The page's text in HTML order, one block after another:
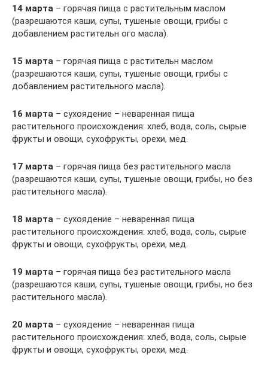
14 марта – горячая пища с растительным маслом
(разрешаются каши, супы, тушеные овощи, грибы с
добавлением растительн ого масла).
15 марта – горячая пища с растительн маслом
(разрешаются каши, супы, тушеные овощи, грибы с
добавлением растительного масла).
16 марта – сухоядение – неваренная пища
растительного происхождения: хлеб, вода, соль, сырые
фрукты и овощи, сухофрукты, орехи, мед.
17 марта – горячая пища без растительного масла
(разрешаются каши, супы, тушеные овощи, грибы, но без
растительного масла).
18 марта – сухоядение – неваренная пища
растительного происхождения: хлеб, вода, соль, сырые
фрукты и овощи, сухофрукты, орехи, мед.
19 марта – горячая пища без растительного масла
(разрешаются каши, супы, тушеные овощи, грибы, но без
растительного масла).
20 марта – сухоядение – неваренная пища
растительного происхождения: хлеб, вода, соль, сырые
фрукты и овощи, сухофрукты, орехи, мед.